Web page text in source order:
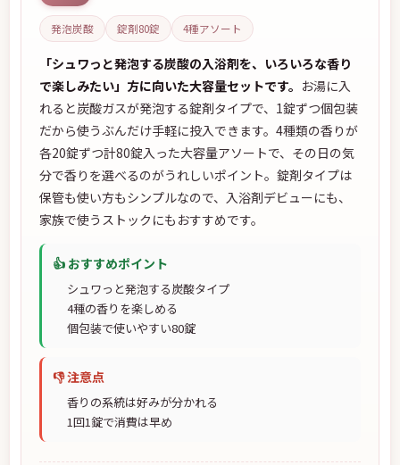
発泡炭酸 錠剤80錠 4種アソート
「シュワっと発泡する炭酸の入浴剤を、いろいろな香り
で楽しみたい」方に向いた大容量セットです。 お湯に入
れると炭酸ガスが発泡する錠剤タイプで、1錠ずつ個包装
だから使うぶんだけ手軽に投入できます。4種類の香りが
各20錠ずつ計80錠入った大容量アソートで、その日の気
分で香りを選べるのがうれしいポイント。錠剤タイプは
保管も使い方もシンプルなので、入浴剤デビューにも、
家族で使うストックにもおすすめです。
👍 おすすめポイント
シュワっと発泡する炭酸タイプ
4種の香りを楽しめる
個包装で使いやすい80錠
👎 注意点
香りの系統は好みが分かれる
1回1錠で消費は早め